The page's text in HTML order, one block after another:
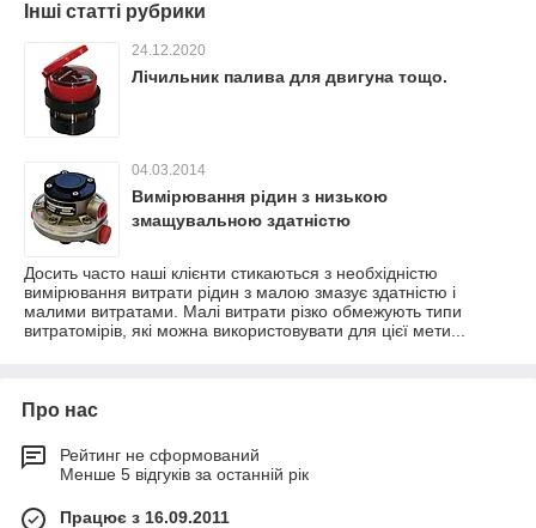
Інші статті рубрики
24.12.2020
Лічильник палива для двигуна тощо.
04.03.2014
Вимірювання рідин з низькою
змащувальною здатністю
Досить часто наші клієнти стикаються з необхідністю
вимірювання витрати рідин з малою змазує здатністю і
малими витратами. Малі витрати різко обмежують типи
витратомірів, які можна використовувати для цієї мети...
Про нас
Рейтинг не сформований
Менше 5 відгуків за останній рік
Працює з 16.09.2011